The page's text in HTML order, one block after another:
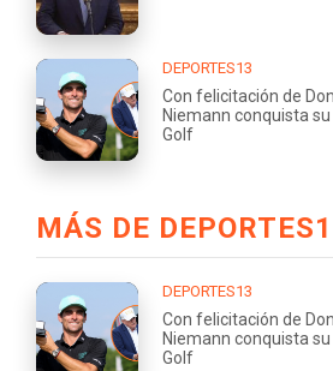
DEPORTES13
Con felicitación de
Niemann conquista
Golf
MÁS DE
DEPORTES13
Con felicitación de
Niemann conquista
Golf